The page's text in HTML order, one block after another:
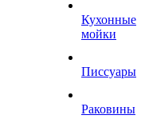
Кухонные
мойки
Писсуары
Раковины